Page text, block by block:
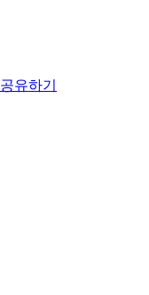
공유하기